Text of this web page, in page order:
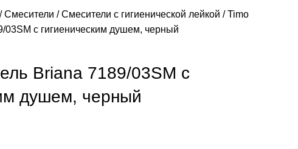
Смесители Смесители с гигиенической лейкой
Timo
03SM с гигиеническим душем, черный
Briana 7189/03SM с
душем, черный